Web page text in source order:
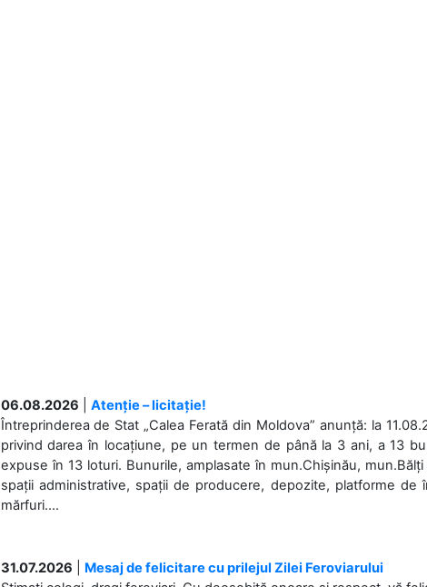
06.08.2026
Atenție – licitație!
Întreprinderea de Stat „Calea Ferată din Moldova” anunță: la
privind darea în locațiune, pe un termen de până la 3 ani, a 13
expuse în 13 loturi. Bunurile, amplasate în mun.Chișinău,
spații administrative, spații de producere, depozite, platforme de
mărfuri....
31.07.2026
Mesaj de felicitare cu prilejul Zilei Feroviarului